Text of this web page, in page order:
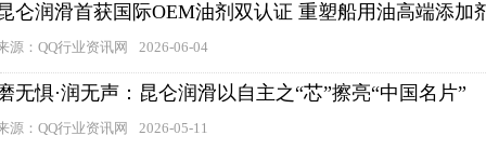
仑润滑首获国际OEM油剂双认证 重塑船用油高端添加
源：QQ行业资讯网 2026-06-04
无惧·润无声：昆仑润滑以自主之“芯”擦亮“中国名片”
源：QQ行业资讯网 2026-05-11